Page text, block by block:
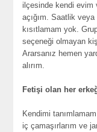
ilçesinde kendi evim
açığım. Saatlik
kısıtlamam yok.
seçeneği olmayan
Ararsanız hemen
alırım.
Fetişi olan her
Kendimi
iç çamaşırlarım ve